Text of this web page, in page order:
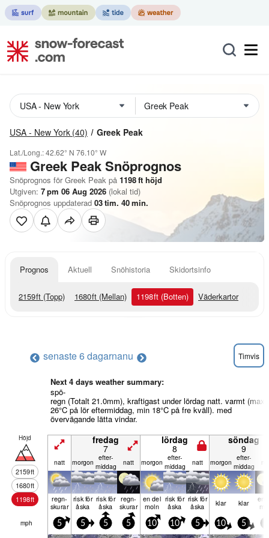
USA - New York (40) Greek Peak
Lat./Long.:42.62° N 76.10° W
Greek PeakSnöprognos
Snöprognos för Greek Peak på 1198ft höjd
Utgiven: 7 pm 06 Aug 2026 (lokal tid)
Snöprognos uppdaterad 03tim. 40min.
Prognos Aktuell Snöhistoria Skidortsinfo
2159ft (Topp) 1680ft (Mellan) 1198ft (Botten) Väderkartor
senaste 6 dagarnanu Timvis
Next 4 days weather summary:
spö-
regn (Totalt 21.0mm), kraftigast under lördag natt. varmt (max
26°C på lör eftermiddag, min 18°C på fre kväll). med
övervägande lätta vindar.
Höjd
2159ft
1680ft
1198ft
fredag
7
lördag
8
söndag
9
natt mor­gon efter­
middag
natt mor­gon efter­
middag
natt mor­gon efter­
middag
regn­
skurar
risk för
åska
risk för
åska
regn­
skurar
en del
moln
risk för
åska
risk för
åska klar klar en
mph 5 5 5 5 10 10 5 10 5